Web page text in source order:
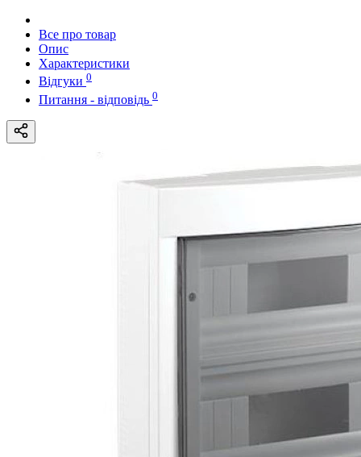
Все про товар
Опис
Характеристики
Відгуки 0
Питання - відповідь 0